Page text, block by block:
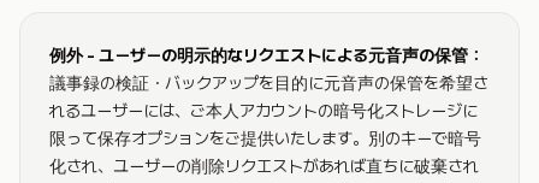
例外 - ユーザーの明示的なリクエストによる元音声の保管：
議事録の検証・バックアップを目的に元音声の保管を希望さ
れるユーザーには、ご本人アカウントの暗号化ストレージに
限って保存オプションをご提供いたします。別のキーで暗号
化され、ユーザーの削除リクエストがあれば直ちに破棄され